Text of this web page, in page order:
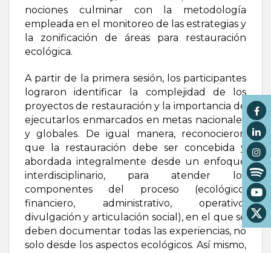
nociones culminar con la metodología
empleada en el monitoreo de las estrategias y
la zonificación de áreas para restauración
ecológica.
A partir de la primera sesión, los participantes
lograron identificar la complejidad de los
proyectos de restauración y la importancia de
ejecutarlos enmarcados en metas nacionales
y globales. De igual manera, reconocieron
que la restauración debe ser concebida y
abordada integralmente desde un enfoque
interdisciplinario, para atender los
componentes del proceso (ecológico,
financiero, administrativo, operativo,
divulgación y articulación social), en el que se
deben documentar todas las experiencias, no
solo desde los aspectos ecológicos. Así mismo,